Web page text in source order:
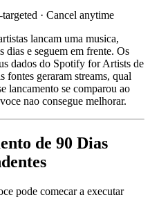
· Cancel anytime
lancam uma musica,
dias e seguem em frente. Os
dados do Spotify for Artists de
fontes geraram streams, qual
lancamento se comparou ao
nao consegue melhorar.
de 90 Dias
pode comecar a executar